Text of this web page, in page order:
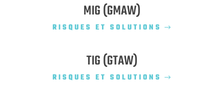
MIG (GMAW)
RISQUES ET SOLUTIONS
TIG (GTAW)
RISQUES ET SOLUTIONS